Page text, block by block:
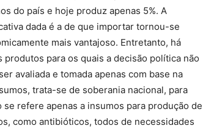
do país e hoje produz apenas 5%. A
dada é a de que importar tornou-se
mais vantajoso. Entretanto, há
produtos para os quais a decisão política não
avaliada e tomada apenas com base na
trata-se de soberania nacional, para
refere apenas a insumos para produção de
como antibióticos, todos de necessidades